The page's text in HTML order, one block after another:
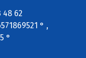
48 62
° ,
°